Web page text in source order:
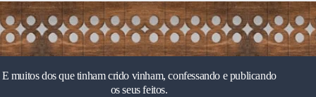
E muitos dos que tinham crido vinham, confessando e publicando
os seus feitos.